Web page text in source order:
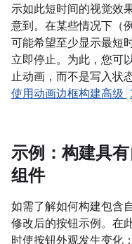
示如此短时间的视觉效
意到。在某些情况下（
可能希望至少显示最短
立即停止。为此，您可
止动画，而不是写入状
使用动画边框构建高级
示例：构建具
组件
如需了解如何构建包含
修改后的按钮示例。在
时使按钮外观发生变化：